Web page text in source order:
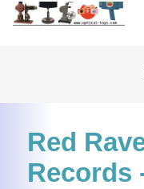
Red
Records